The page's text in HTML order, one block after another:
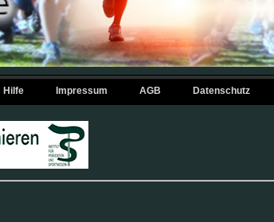
Hilfe Impressum AGB Datenschutz